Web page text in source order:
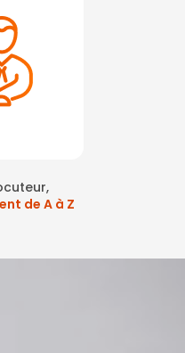
de A à Z